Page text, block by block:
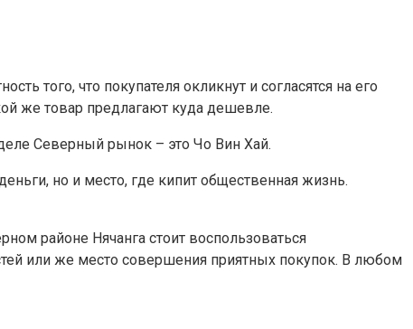
того, что покупателя окликнут и согласятся на его
же товар предлагают куда дешевле.
Северный рынок – это Чо Вин Хай.
но и место, где кипит общественная жизнь.
районе Нячанга стоит воспользоваться
или же место совершения приятных покупок. В любом